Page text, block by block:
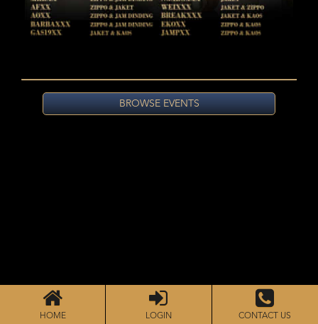
BROWSE EVENTS
HOME LOGIN CONTACT US